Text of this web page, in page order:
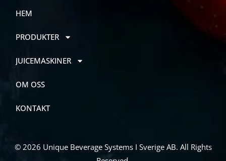
HEM
PRODUKTER
JUICEMASKINER
OM OSS
KONTAKT
© 2026 Unique Beverage Systems I Sverige AB. All Rights